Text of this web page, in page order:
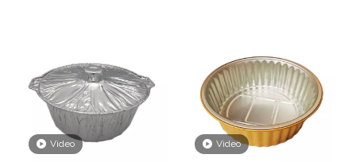
dafür, dass Ihre
Lebensmittel während
des Transports frisch und
sicher bleiben.
Video Video